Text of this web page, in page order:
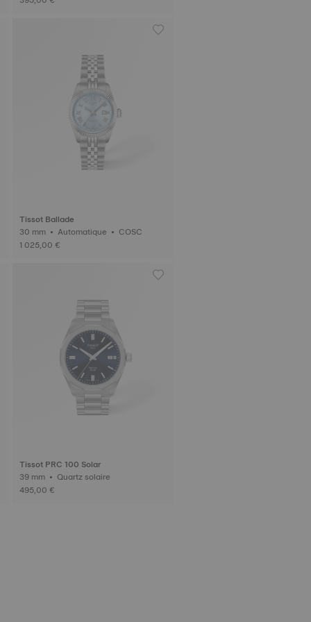
Tissot Ballade
30 mm • Automatique • COSC
1 025,00 €
Tissot PRC 100 Solar
39 mm • Quartz solaire
495,00 €